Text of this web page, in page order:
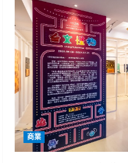
商業